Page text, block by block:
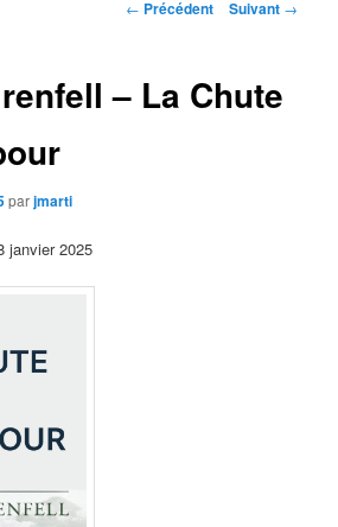
Navigation
← Précédent Suivant →
– La Chute
parjmarti
janvier 2025